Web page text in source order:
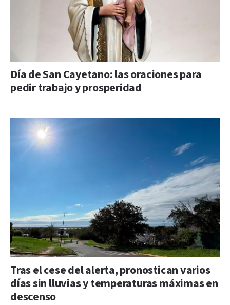
Día de San Cayetano: las oraciones para
pedir trabajo y prosperidad
Tras el cese del alerta, pronostican varios
días sin lluvias y temperaturas máximas en
descenso